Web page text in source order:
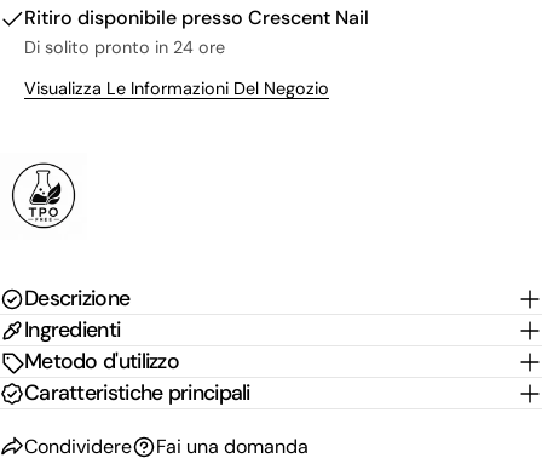
Ritiro disponibile presso Crescent Nail
Di solito pronto in 24 ore
Visualizza Le Informazioni Del Negozio
Descrizione
Ingredienti
Metodo d'utilizzo
Caratteristiche principali
Condividere
Condividi
su
Facebook
Condividi
su
X
Pin
su
Pinterest
Fai una domanda
Il
messaggio